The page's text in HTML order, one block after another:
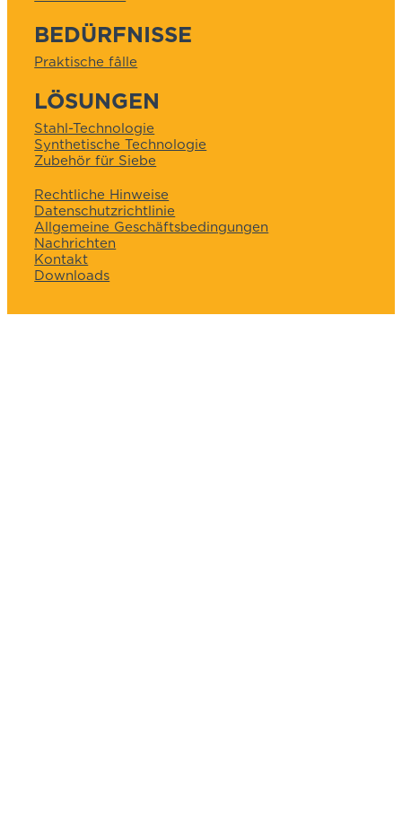
BEDÜRFNISSE
Praktische fâlle
LÖSUNGEN
Stahl-Technologie
Synthetische Technologie
Zubehör für Siebe
Rechtliche Hinweise
Datenschutzrichtlinie
Allgemeine Geschäftsbedingungen
Nachrichten
Kontakt
Downloads